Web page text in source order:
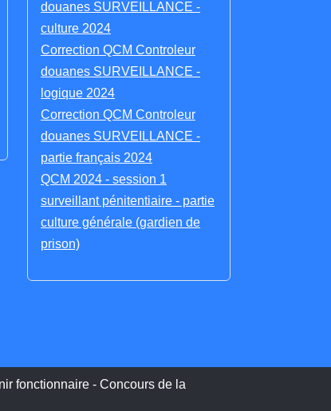
douanes SURVEILLANCE -
culture 2024
Correction QCM Controleur
douanes SURVEILLANCE -
logique 2024
Correction QCM Controleur
douanes SURVEILLANCE -
partie français 2024
QCM 2024 - session 1
surveillant pénitentiaire - partie
culture générale (gardien de
prison)
fonctionnaire - Concours de la